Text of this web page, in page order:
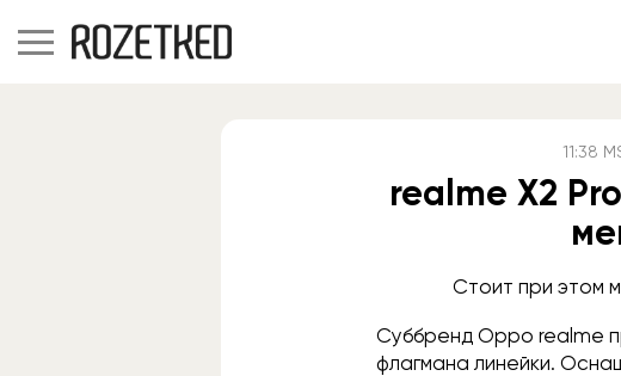
11:38
realme X2
Стоит при этом
Суббренд Oppo realme
флагмана линейки.